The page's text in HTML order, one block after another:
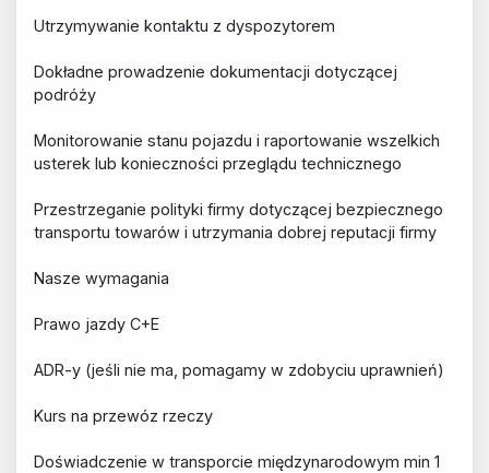
Utrzymywanie kontaktu z dyspozytorem
Dokładne prowadzenie dokumentacji dotyczącej
podróży
Monitorowanie stanu pojazdu i raportowanie wszelkich
usterek lub konieczności przeglądu technicznego
Przestrzeganie polityki firmy dotyczącej bezpiecznego
transportu towarów i utrzymania dobrej reputacji firmy
Nasze wymagania
Prawo jazdy C+E
ADR-y (jeśli nie ma, pomagamy w zdobyciu uprawnień)
Kurs na przewóz rzeczy
Doświadczenie w transporcie międzynarodowym min 1